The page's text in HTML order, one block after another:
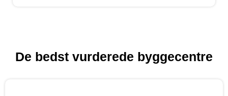
De bedst vurderede byggecentre